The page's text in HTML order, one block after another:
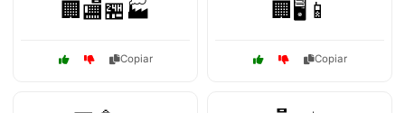
🏢🏬🏪🏭
Copiar
🏢🖥️📱
Copiar